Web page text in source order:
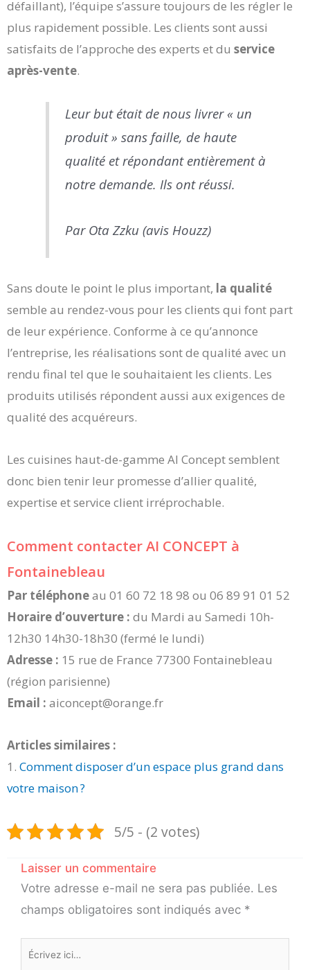
défaillant), l’équipe s’assure toujours de les régler le
plus rapidement possible. Les clients sont aussi
satisfaits de l’approche des experts et du service
après-vente.
Leur but était de nous livrer « un
produit » sans faille, de haute
qualité et répondant entièrement à
notre demande. Ils ont réussi.
Par Ota Zzku (avis Houzz)
Sans doute le point le plus important, la qualité
semble au rendez-vous pour les clients qui font part
de leur expérience. Conforme à ce qu’annonce
l’entreprise, les réalisations sont de qualité avec un
rendu final tel que le souhaitaient les clients. Les
produits utilisés répondent aussi aux exigences de
qualité des acquéreurs.
Les cuisines haut-de-gamme AI Concept semblent
donc bien tenir leur promesse d’allier qualité,
expertise et service client irréprochable.
Comment contacter AI CONCEPT à
Fontainebleau
Par téléphoneau 01 60 72 18 98 ou 06 89 91 01 52
Horaire d’ouverture : du Mardi au Samedi 10h-
12h30 14h30-18h30 (fermé le lundi)
Adresse : 15 rue de France 77300 Fontainebleau
(région parisienne)
Email : aiconcept@orange.fr
Articles similaires :
1. Comment disposer d’un espace plus grand dans
votre maison ?
5/5 - (2 votes)
Laisser un commentaire
Votre adresse e-mail ne sera pas publiée. Les
champs obligatoires sont indiqués avec *
Écrivez